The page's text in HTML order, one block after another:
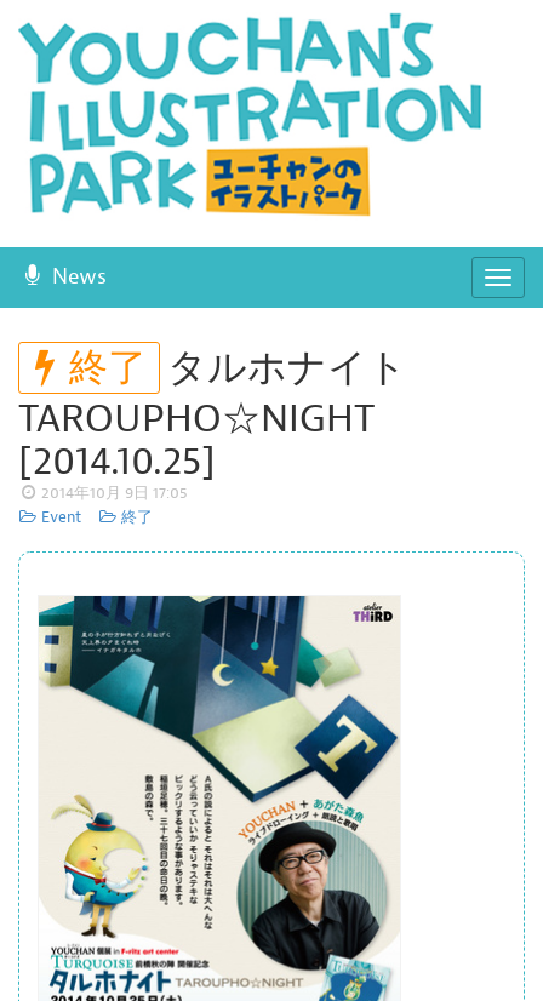
ナ
ビ
ボ
News
終了
タルホナイト
TAROUPHO☆NIGHT
[2014.10.25]
2014年10月 9日 17:05
Event
終了